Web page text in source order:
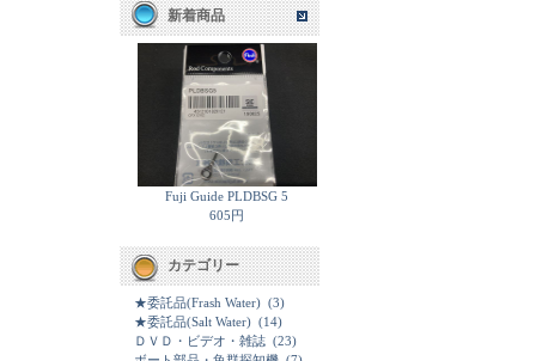
新着商品
Fuji Guide PLDBSG 5
605円
カテゴリー
★委託品(Frash Water) (3)
★委託品(Salt Water) (14)
ＤＶＤ・ビデオ・雑誌 (23)